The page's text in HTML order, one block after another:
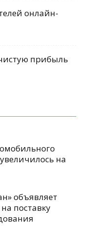
онлайн-
прибыль
на
объявляет
поставку